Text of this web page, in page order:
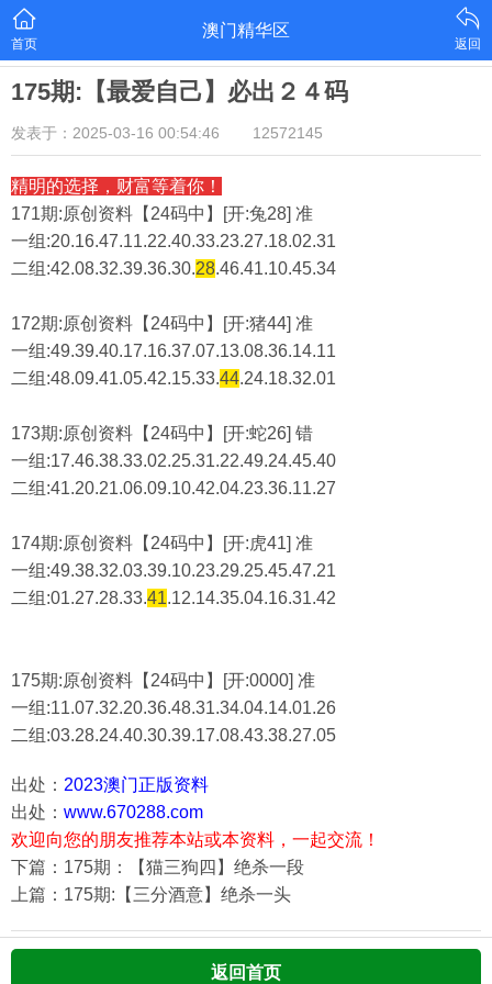
首页
澳门精华区
返回
175期:【最爱自己】必出２４码
发表于：2025-03-16 00:54:46 12572145
精明的选择，财富等着你！
171期:原创资料【24码中】[开:兔28] 准
一组:20.16.47.11.22.40.33.23.27.18.02.31
二组:42.08.32.39.36.30.28.46.41.10.45.34
172期:原创资料【24码中】[开:猪44] 准
一组:49.39.40.17.16.37.07.13.08.36.14.11
二组:48.09.41.05.42.15.33.44.24.18.32.01
173期:原创资料【24码中】[开:蛇26] 错
一组:17.46.38.33.02.25.31.22.49.24.45.40
二组:41.20.21.06.09.10.42.04.23.36.11.27
174期:原创资料【24码中】[开:虎41] 准
一组:49.38.32.03.39.10.23.29.25.45.47.21
二组:01.27.28.33.41.12.14.35.04.16.31.42
175期:原创资料【24码中】[开:0000] 准
一组:11.07.32.20.36.48.31.34.04.14.01.26
二组:03.28.24.40.30.39.17.08.43.38.27.05
出处： 2023澳门正版资料
出处： www.670288.com
欢迎向您的朋友推荐本站或本资料，一起交流！
下篇：175期：【猫三狗四】绝杀一段
上篇：175期:【三分酒意】绝杀一头
返回首页